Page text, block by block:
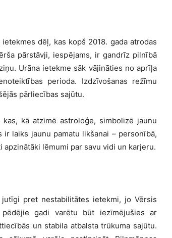
dēļ, kas kopš 2018. gada atrodas
pārstāvji, iespējams, ir gandrīz pilnībā
Urāna ietekme sāk vājināties no aprīļa
perioda. Izdzīvošanas režīmu
pārliecības sajūtu.
kā atzīmē astroloģe, simbolizē jaunu
laiks jaunu pamatu likšanai – personībā,
lēmumi par savu vidi un karjeru.
pret nestabilitātes ietekmi, jo Vērsis
gadi varētu būt iezīmējušies ar
un stabila atbalsta trūkuma sajūtu.